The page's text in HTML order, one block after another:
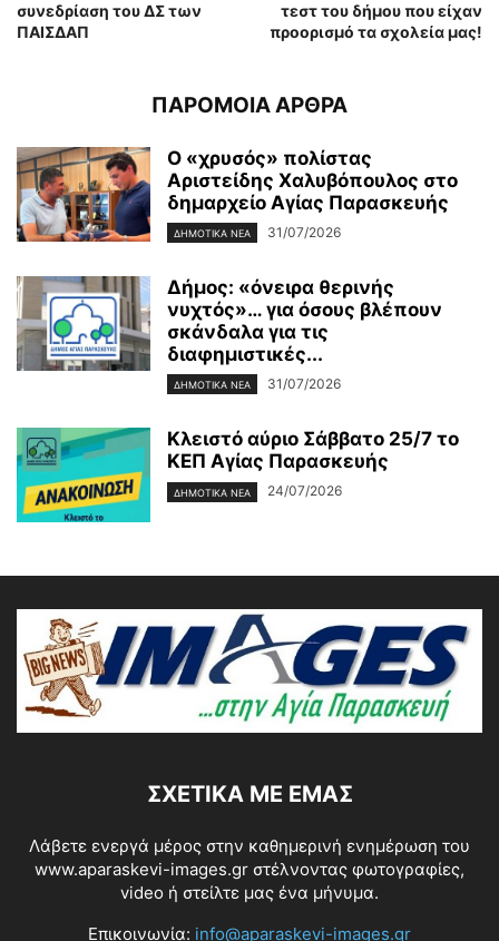
συνεδρίαση του ΔΣ των
ΠΑΙΣΔΑΠ
τεστ του δήμου που είχαν
προορισμό τα σχολεία μας!
ΠΑΡΟΜΟΙΑ ΑΡΘΡΑ
Ο «χρυσός» πολίστας
Αριστείδης Χαλυβόπουλος στο
δημαρχείο Αγίας Παρασκευής
ΔΗΜΟΤΙΚΑ ΝΕΑ 31/07/2026
Δήμος: «όνειρα θερινής
νυχτός»… για όσους βλέπουν
σκάνδαλα για τις
διαφημιστικές...
ΔΗΜΟΤΙΚΑ ΝΕΑ 31/07/2026
Κλειστό αύριο Σάββατο 25/7 το
ΚΕΠ Αγίας Παρασκευής
ΔΗΜΟΤΙΚΑ ΝΕΑ 24/07/2026
ΣΧΕΤΙΚΆ ΜΕ ΕΜΆΣ
Λάβετε ενεργά μέρος στην καθημερινή ενημέρωση του
www.aparaskevi-images.gr στέλνοντας φωτογραφίες,
video ή στείλτε μας ένα μήνυμα.
Επικοινωνία: info@aparaskevi-images.gr